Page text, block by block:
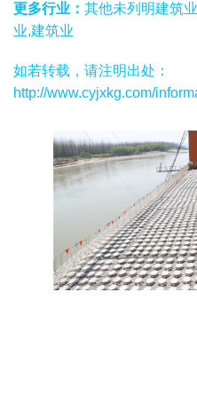
更多行业： 其他未列明建筑
业,建筑业
如若转载，请注明出处：
http://www.cyjxkg.com/